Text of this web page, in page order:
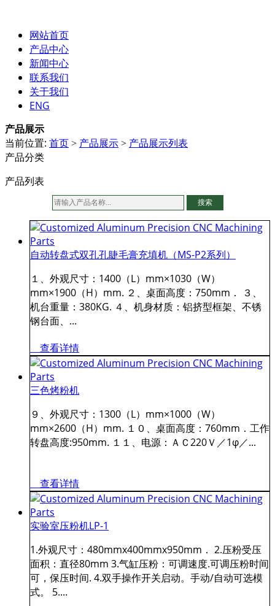
网站首页
产品中心
新闻中心
联系我们
关于我们
ENG
产品展示
当前位置: 首页 > 产品展示 > 产品展示列表
产品分类
产品列表
搜索
自动转盘式双孔孔睫毛膏充填机（MS-P2系列）
１、外观尺寸：1400（L）mm×1030（W）
mm×1900（H）mm. ２、桌面高度：750mm． ３、
机台重量：380KG. ４、机身材质：铝挤型框架、不锈
钢台面、...
查看详情
三色烤粉机
９、外观尺寸：1300（L）mm×1000（W）
mm×2600（H）mm. １０、桌面高度：760mm．工作
转盘高度:950mm. １１、电源：ＡＣ220Ｖ／1φ／...
查看详情
实验室压粉机LP-1
1.外观尺寸：480mmx400mmx950mm． 2.压粉受压
面积：直径80mm 3.气缸压粉：可调速度.可调压粉时间
可，保压时间. 4.双手操作开关启动。手动/自动可选模
式。 5....